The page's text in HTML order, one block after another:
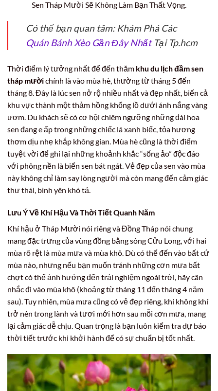
Sen Tháp Mười Sẽ Không Làm Bạn Thất Vọng.
Có thể bạn quan tâm: Khám Phá Các
Quán Bánh Xèo Gần Đây NhấtTại Tp.hcm
Thời điểm lý tưởng nhất để đến thăm khu du lịch đầm sen
tháp mườichính là vào mùa hè, thường từ tháng 5 đến
tháng 8. Đây là lúc sen nở rộ nhiều nhất và đẹp nhất, biến cả
khu vực thành một thảm hồng khổng lồ dưới ánh nắng vàng
ươm. Du khách sẽ có cơ hội chiêm ngưỡng những đài hoa
sen đang e ấp trong những chiếc lá xanh biếc, tỏa hương
thơm dịu nhẹ khắp không gian. Mùa hè cũng là thời điểm
tuyệt vời để ghi lại những khoảnh khắc “sống ảo” độc đáo
với phông nền là biển sen bát ngát. Vẻ đẹp của sen vào mùa
này không chỉ làm say lòng người mà còn mang đến cảm giác
thư thái, bình yên khó tả.
Lưu Ý Về Khí Hậu Và Thời Tiết Quanh Năm
Khí hậu ở Tháp Mười nói riêng và Đồng Tháp nói chung
mang đặc trưng của vùng đồng bằng sông Cửu Long, với hai
mùa rõ rệt là mùa mưa và mùa khô. Dù có thể đến vào bất cứ
mùa nào, nhưng nếu bạn muốn tránh những cơn mưa bất
chợt có thể ảnh hưởng đến trải nghiệm ngoài trời, hãy cân
nhắc đi vào mùa khô (khoảng từ tháng 11 đến tháng 4 năm
sau). Tuy nhiên, mùa mưa cũng có vẻ đẹp riêng, khi không khí
trở nên trong lành và tươi mới hơn sau mỗi cơn mưa, mang
lại cảm giác dễ chịu. Quan trọng là bạn luôn kiểm tra dự báo
thời tiết trước khi khởi hành để có sự chuẩn bị tốt nhất.